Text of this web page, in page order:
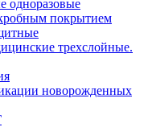
одноразовые
покрытием
трехслойные.
новорожденных